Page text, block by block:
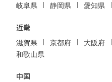
岐阜県 静岡県 愛知県
近畿
滋賀県 京都府 大阪府
和歌山県
中国